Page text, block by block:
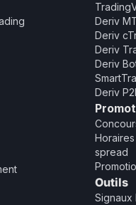
Deriv
Deriv
Deriv
Deriv
Deriv
spread
Outils
Signaux